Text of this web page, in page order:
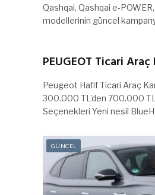
Qashqai, Qashqai e-
modellerinin güncel
PEUGEOT Ticari
Peugeot Hafif Ticari Araç
300.000 TL’den 700.000
Seçenekleri Yeni nesil
GÜNCEL